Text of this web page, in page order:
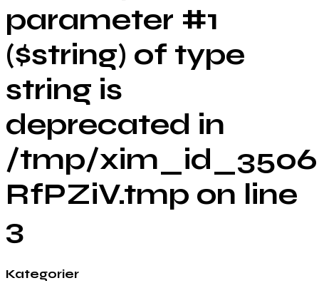
parameter #1
($string) of type
string is
deprecated in
/tmp/
RfPZiV.tmp on line
3
Kategorier